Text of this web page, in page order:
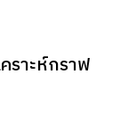
ราะห์กราฟ